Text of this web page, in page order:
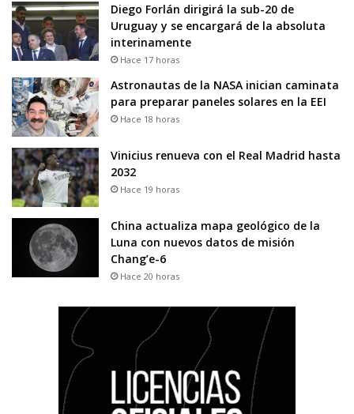
Diego Forlán dirigirá la sub-20 de
Uruguay y se encargará de la absoluta
interinamente
Hace 17 horas
Astronautas de la NASA inician caminata
para preparar paneles solares en la EEI
Hace 18 horas
Vinicius renueva con el Real Madrid hasta
2032
Hace 19 horas
China actualiza mapa geológico de la
Luna con nuevos datos de misión
Chang’e-6
Hace 20 horas